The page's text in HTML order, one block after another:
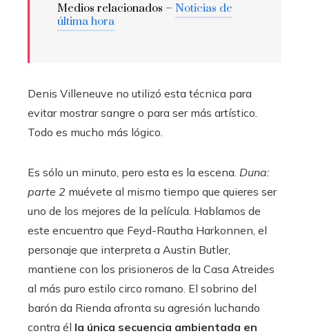
Medios relacionados – Noticias de
última hora
Denis Villeneuve no utilizó esta técnica para
evitar mostrar sangre o para ser más artístico.
Todo es mucho más lógico.
Es sólo un minuto, pero esta es la escena. Duna:
parte 2 muévete al mismo tiempo que quieres ser
uno de los mejores de la película. Hablamos de
este encuentro que Feyd-Rautha Harkonnen, el
personaje que interpreta a Austin Butler,
mantiene con los prisioneros de la Casa Atreides
al más puro estilo circo romano. El sobrino del
barón da Rienda afronta su agresión luchando
contra él la única secuencia ambientada en